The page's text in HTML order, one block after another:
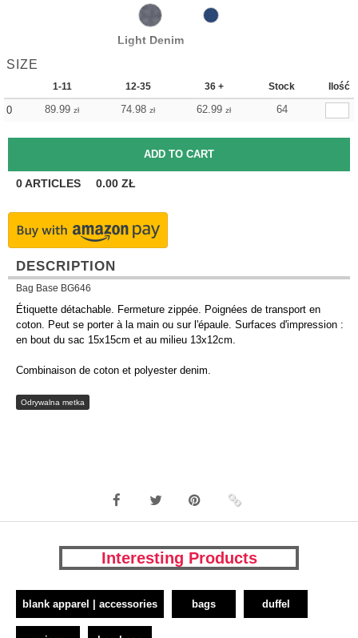
Light Denim
SIZE
1-11 12-35 36 + Stock Ilość
0 89.99 zł 74.98 zł 62.99 zł 64
0ARTICLES 0.00 ZŁ
DESCRIPTION
Bag Base BG646
Étiquette détachable. Fermeture zippée. Poignées de transport en
coton. Peut se porter à la main ou sur l'épaule. Surfaces d'impression :
en bout du sac 15x15cm et au milieu 13x12cm.
Combinaison de coton et polyester denim.
Odrywalna metka
Interesting Products
blank apparel | accessories bags duffel